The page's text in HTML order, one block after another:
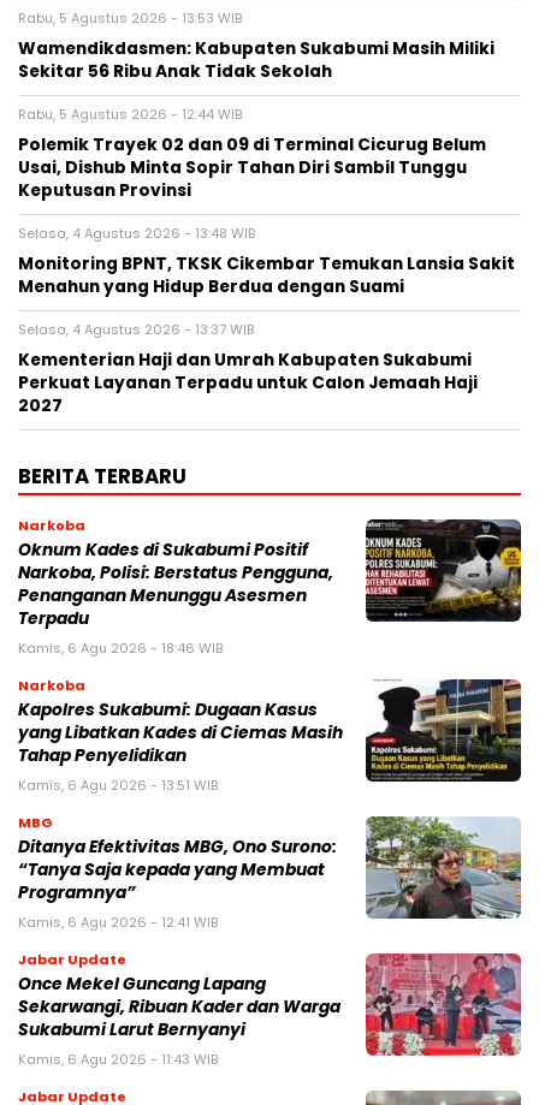
Rabu, 5 Agustus 2026 - 13:53 WIB
Wamendikdasmen: Kabupaten Sukabumi Masih Miliki
Sekitar 56 Ribu Anak Tidak Sekolah
Rabu, 5 Agustus 2026 - 12:44 WIB
Polemik Trayek 02 dan 09 di Terminal Cicurug Belum
Usai, Dishub Minta Sopir Tahan Diri Sambil Tunggu
Keputusan Provinsi
Selasa, 4 Agustus 2026 - 13:48 WIB
‎Monitoring BPNT, TKSK Cikembar Temukan Lansia Sakit
Menahun yang Hidup Berdua dengan Suami
Selasa, 4 Agustus 2026 - 13:37 WIB
Kementerian Haji dan Umrah Kabupaten Sukabumi
Perkuat Layanan Terpadu untuk Calon Jemaah Haji
2027
BERITA TERBARU
Narkoba
Oknum Kades di Sukabumi Positif
Narkoba, Polisi: Berstatus Pengguna,
Penanganan Menunggu Asesmen
Terpadu
Kamis, 6 Agu 2026 - 18:46 WIB
Narkoba
Kapolres Sukabumi: Dugaan Kasus
yang Libatkan Kades di Ciemas Masih
Tahap Penyelidikan
Kamis, 6 Agu 2026 - 13:51 WIB
MBG
‎Ditanya Efektivitas MBG, Ono Surono:
“Tanya Saja kepada yang Membuat
Programnya”‎
Kamis, 6 Agu 2026 - 12:41 WIB
Jabar Update
Once Mekel Guncang Lapang
Sekarwangi, Ribuan Kader dan Warga
Sukabumi Larut Bernyanyi
Kamis, 6 Agu 2026 - 11:43 WIB
Jabar Update